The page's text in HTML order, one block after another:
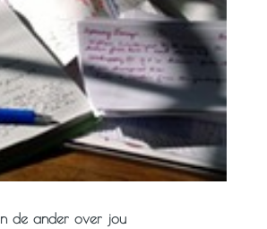
de ander over jou